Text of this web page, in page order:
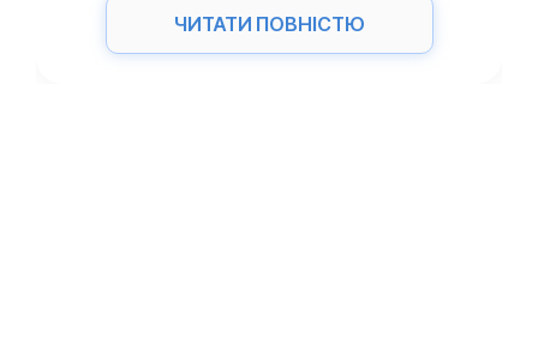
ЧИТАТИ ПОВНІСТЮ